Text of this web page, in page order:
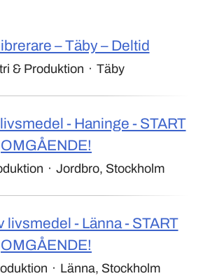
– Täby – Deltid
& Produktion · Täby
- Haninge - START
OMGÅENDE!
· Jordbro, Stockholm
livsmedel - Länna - START
OMGÅENDE!
· Länna, Stockholm